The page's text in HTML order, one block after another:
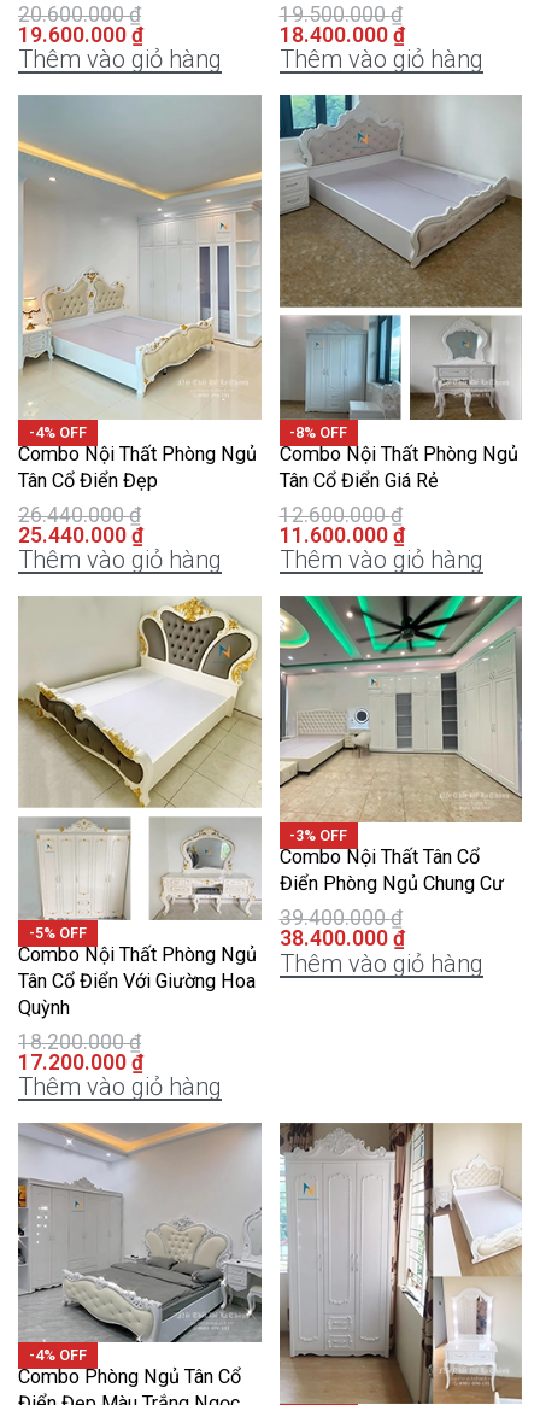
20.600.000₫
19.600.000 ₫
Thêm vào giỏ hàng
19.500.000₫
18.400.000 ₫
Thêm vào giỏ hàng
-4% OFF
Combo Nội Thất Phòng Ngủ
Tân Cổ Điển Đẹp
26.440.000₫
25.440.000 ₫
Thêm vào giỏ hàng
-8% OFF
Combo Nội Thất Phòng Ngủ
Tân Cổ Điển Giá Rẻ
12.600.000₫
11.600.000 ₫
Thêm vào giỏ hàng
-5% OFF
Combo Nội Thất Phòng Ngủ
Tân Cổ Điển Với Giường Hoa
Quỳnh
18.200.000₫
17.200.000 ₫
Thêm vào giỏ hàng
-3% OFF
Combo Nội Thất Tân Cổ
Điển Phòng Ngủ Chung Cư
39.400.000₫
38.400.000 ₫
Thêm vào giỏ hàng
-4% OFF
Combo Phòng Ngủ Tân Cổ